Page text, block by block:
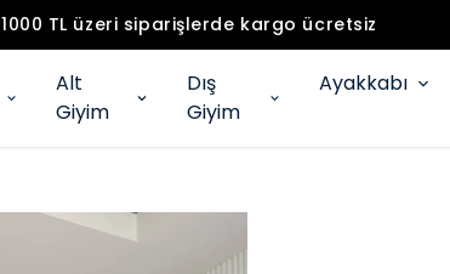
1000 TL üzeri siparişlerde kargo ücretsiz
Alt
Giyim
Dış
Giyim
Ayakkabı